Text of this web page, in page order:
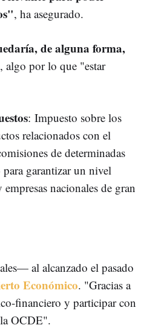
, ha asegurado.
de alguna forma,
, algo por lo que "estar
: Impuesto sobre los
relacionados con el
de determinadas
garantizar un nivel
nacionales de gran
al alcanzado el pasado
Económico. "Gracias a
financiero y participar con
OCDE".